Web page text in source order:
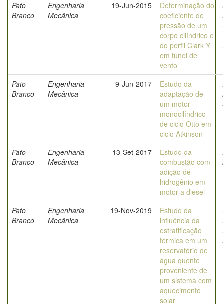
Pato
Branco
Engenharia
Mecânica
19-Jun-2015
Determinação do
coeficiente de
pressão de um
corpo cilíndrico e
do perfil Clark Y
em túnel de
vento
Pato
Branco
Engenharia
Mecânica
9-Jun-2017
Estudo da
adaptação de
um motor
monocilíndrico
de ciclo Otto em
ciclo Atkinson
Pato
Branco
Engenharia
Mecânica
13-Set-2017
Estudo da
combustão com
adição de
hidrogênio em
motor a diesel
Pato
Branco
Engenharia
Mecânica
19-Nov-2019
Estudo da
influência da
estratificação
térmica em um
reservatório de
água quente
proveniente de
um sistema com
aquecimento
solar